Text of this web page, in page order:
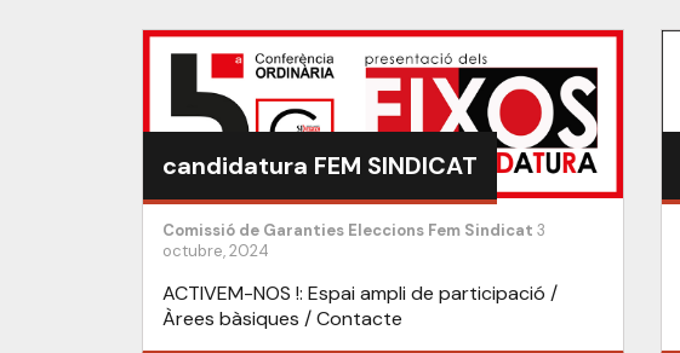
candidatura FEM SINDICAT
Comissió de Garanties Eleccions Fem Sindicat 3
octubre, 2024
ACTIVEM-NOS !: Espai ampli de participació /
Àrees bàsiques / Contacte